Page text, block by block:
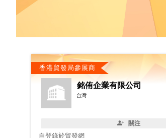
香港貿發局參展商
銘侑企業有限公司
台灣
關注
自登錄於貿發網